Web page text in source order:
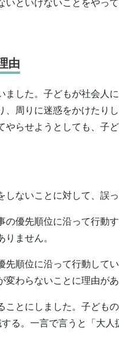
といけないことをやっ
由
した。子どもが社会人
周りに迷惑をかけたり
らせようとしても、子
ないことに対して、誤
の優先順位に沿って行動
ません。
順位に沿って行動して
わらないことに理由があ
とにしました。子ども
る。一言で言うと「大人